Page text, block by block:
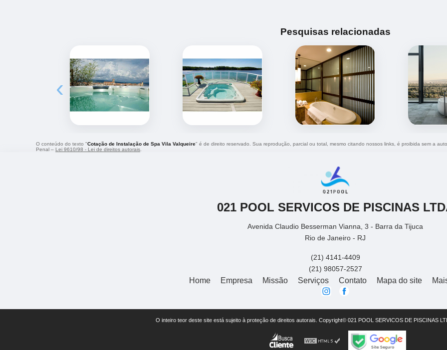
Pesquisas relacionadas
‹
O conteúdo do texto "Cotação de Instalação de Spa Vila Valqueire" é de direito reservado. Sua reprodução, parcial ou total, mesmo citando nossos links, é proibida sem a
Penal – Lei 9610/98 - Lei de direitos autorais.
021 POOL SERVICOS DE PISCINAS
Avenida Claudio Besserman Vianna, 3 - Barra da Tijuca
Rio de Janeiro - RJ
(21) 4141-4409
(21) 98057-2527
Home Empresa Missão Serviços Contato Mapa do site
O inteiro teor deste site está sujeito à proteção de direitos autorais. Copyright© 021 POOL SERVICOS DE PISCINAS